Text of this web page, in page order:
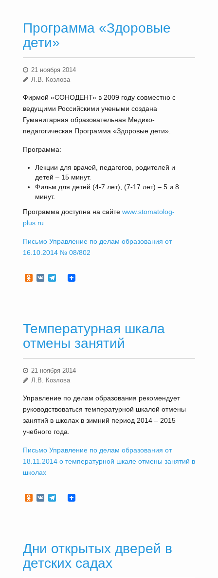
Программа «Здоровые
дети»
21 ноября 2014
Л.В. Козлова
Фирмой «СОНОДЕНТ» в 2009 году совместно с
ведущими Российскими учеными создана
Гуманитарная образовательная Медико-
педагогическая Программа «Здоровые дети».
Программа:
Лекции для врачей, педагогов, родителей и
детей – 15 минут.
Фильм для детей (4-7 лет), (7-17 лет) – 5 и 8
минут.
Программа доступна на сайте www.stomatolog-
plus.ru
Письмо Управление по делам образования от
16.10.2014 № 08/802
Odnoklassniki
VKTelegram
Температурная шкала
отмены занятий
21 ноября 2014
Л.В. Козлова
Управление по делам образования рекомендует
руководствоваться температурной шкалой отмены
занятий в школах в зимний период 2014 – 2015
учебного года.
Письмо Управление по делам образования от
18.11.2014 о температурной шкале отмены занятий в
школах
Odnoklassniki
VKTelegram
Дни открытых дверей в
детских садах